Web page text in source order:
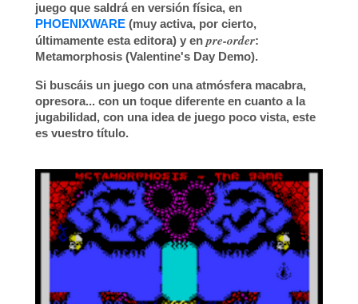
juego que saldrá en versión física, en
PHOENIXWARE (muy activa, por cierto,
últimamente esta editora) y en pre-order:
Metamorphosis (Valentine's Day Demo).
Si buscáis un juego con una atmósfera macabra,
opresora... con un toque diferente en cuanto a la
jugabilidad, con una idea de juego poco vista, este
es vuestro título.